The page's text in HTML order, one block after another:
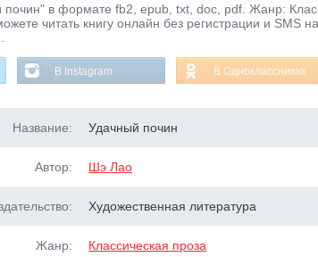
в формате fb2, epub, txt, doc, pdf. Жанр:
читать книгу онлайн без регистрации и SMS
В Instagram В Одноклассниках
Название: Удачный почин
Автор: Шэ Лао
Художественная литература
Жанр: Классическая проза